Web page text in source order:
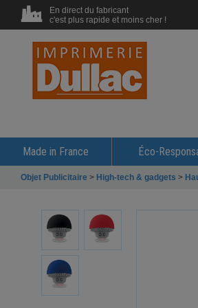
En direct du fabricant
c'est plus rapide et moins cher !
Made in France Éco-
Objet Publicitaire > High-tech & gadgets >